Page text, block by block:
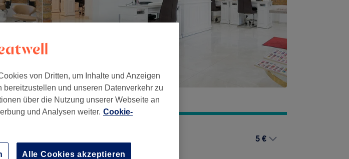
5 €
von Dritten, um Inhalte und Anzeigen
und unseren Datenverkehr zu
über die Nutzung unserer Webseite an
und Analysen weiter. Cookie-
Alle Cookies akzeptieren